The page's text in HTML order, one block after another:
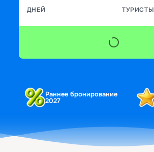
ДНЕЙ ТУРИСТЫ
Раннее бронирование
2027